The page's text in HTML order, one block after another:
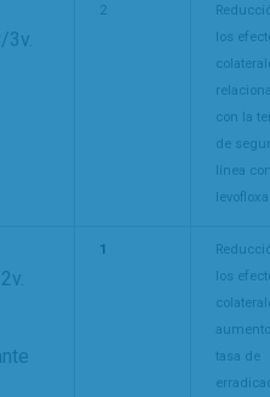
3v.
2
los
con la
de
línea con
1
los
tasa de